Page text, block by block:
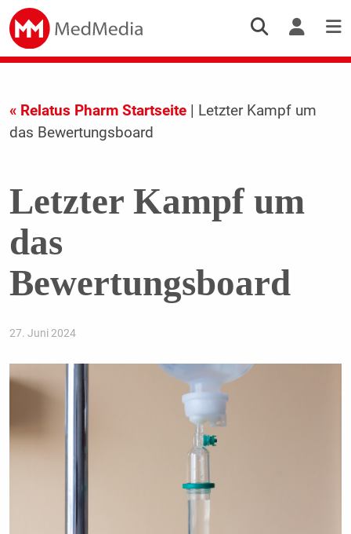
« Relatus Pharm Startseite| Letzter Kampf um
das Bewertungsboard
Letzter Kampf um
das
Bewertungsboard
27. Juni 2024